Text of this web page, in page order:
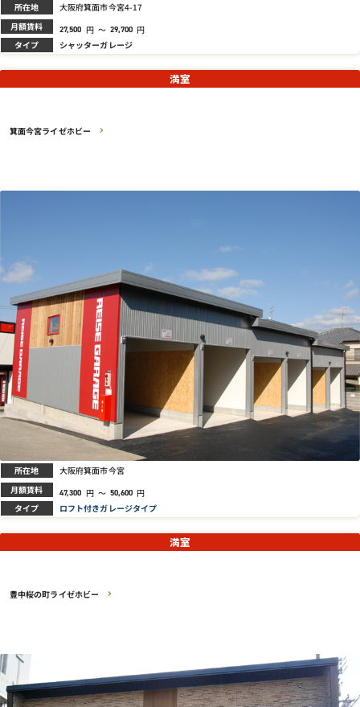
所在地 大阪府箕面市今宮4-17
月額賃料 27,500 円 ～ 29,700 円
タイプ シャッターガレージ
箕面今宮ライゼホビー
満室
所在地 大阪府箕面市今宮
月額賃料 47,300 円 ～ 50,600 円
タイプ ロフト付きガレージタイプ
豊中桜の町ライゼホビー
満室